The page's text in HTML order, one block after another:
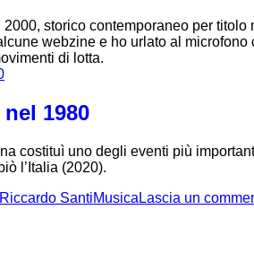
storico contemporaneo per
webzine e ho urlato al
di lotta.
1980
costituì uno degli eventi più
l’Italia (2020).
Riccardo SantiCategorie
Musica Lascia un